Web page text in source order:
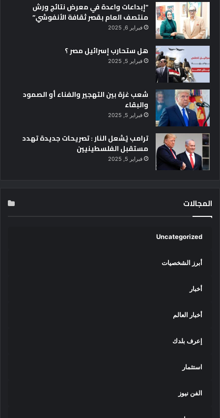
“إبداعات واعدة في معرض نتائج ورش
منتصف العام بقصر ثقافة الأنفوشي”
فبراير 6, 2025
هل ستحارب إسرائيل مصر ؟
فبراير 5, 2025
شعب غزة بين التهجير والفناء أو الصمود
والبقاء
فبراير 5, 2025
ترامب يُشعل النار : تصريحات جديدة تهدد
مستقبل الفلسطينيين
فبراير 5, 2025
المجالات
Uncategorized
أبرز الشخصيات
أخبار
أخبار العالم
إعرف بلدك
استثمار
الفن نيوز